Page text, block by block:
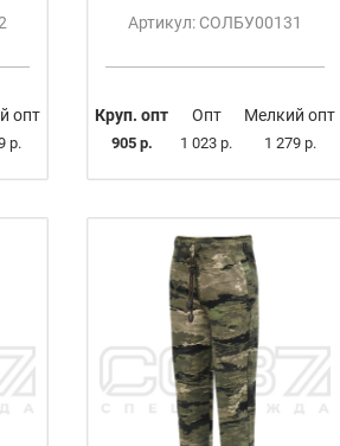
опт
р.
Артикул: СОЛБУ00131
Круп. опт
905 р.
Опт
1 023 р.
Мелкий опт
1 279 р.